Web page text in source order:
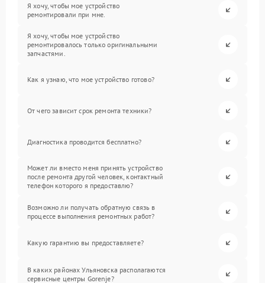
Я хочу, чтобы мое устройство
ремонтировали при мне.
Я хочу, чтобы мое устройство
ремонтировалось только оригинальными
запчастями.
Как я узнаю, что мое устройство готово?
От чего зависит срок ремонта техники?
Диагностика проводится бесплатно?
Может ли вместо меня принять устройство
после ремонта другой человек, контактный
телефон которого я предоставлю?
Возможно ли получать обратную связь в
процессе выполнения ремонтных работ?
Какую гарантию вы предоставляете?
В каких районах Ульяновска располагаются
сервисные центры Gorenje?